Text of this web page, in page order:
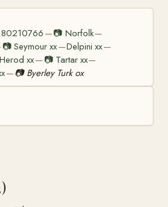
—📷 Norfolk—
📷Seymour xx—Delpini xx—
Herod xx— 📷 Tartar xx—
—📷 Byerley Turk ox